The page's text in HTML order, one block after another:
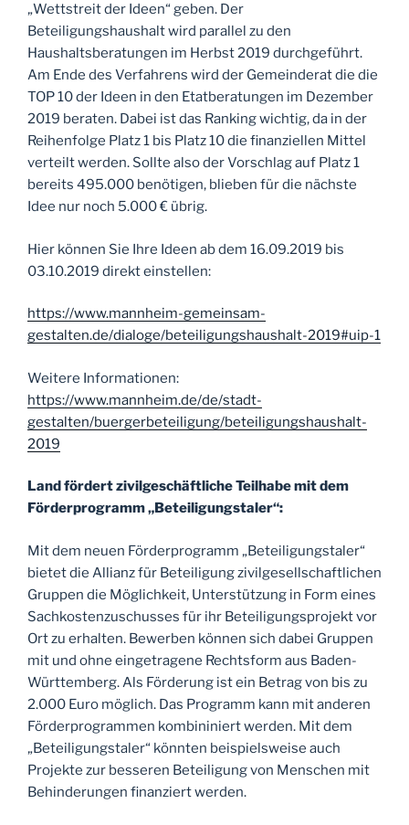
„Wettstreit der Ideen“ geben. Der
Beteiligungshaushalt wird parallel zu den
Haushaltsberatungen im Herbst 2019 durchgeführt.
Am Ende des Verfahrens wird der Gemeinderat die die
TOP 10 der Ideen in den Etatberatungen im Dezember
2019 beraten. Dabei ist das Ranking wichtig, da in der
Reihenfolge Platz 1 bis Platz 10 die finanziellen Mittel
verteilt werden. Sollte also der Vorschlag auf Platz 1
bereits 495.000 benötigen, blieben für die nächste
Idee nur noch 5.000 € übrig.
Hier können Sie Ihre Ideen ab dem 16.09.2019 bis
03.10.2019 direkt einstellen:
https://www.mannheim-gemeinsam-
gestalten.de/dialoge/beteiligungshaushalt-2019#uip-1
Weitere Informationen:
https://www.mannheim.de/de/stadt-
gestalten/buergerbeteiligung/beteiligungshaushalt-
2019
Land fördert zivilgeschäftliche Teilhabe mit dem
Förderprogramm „Beteiligungstaler“:
Mit dem neuen Förderprogramm „Beteiligungstaler“
bietet die Allianz für Beteiligung zivilgesellschaftlichen
Gruppen die Möglichkeit, Unterstützung in Form eines
Sachkostenzuschusses für ihr Beteiligungsprojekt vor
Ort zu erhalten. Bewerben können sich dabei Gruppen
mit und ohne eingetragene Rechtsform aus Baden-
Württemberg. Als Förderung ist ein Betrag von bis zu
2.000 Euro möglich. Das Programm kann mit anderen
Förderprogrammen kombininiert werden. Mit dem
„Beteiligungstaler“ könnten beispielsweise auch
Projekte zur besseren Beteiligung von Menschen mit
Behinderungen finanziert werden.